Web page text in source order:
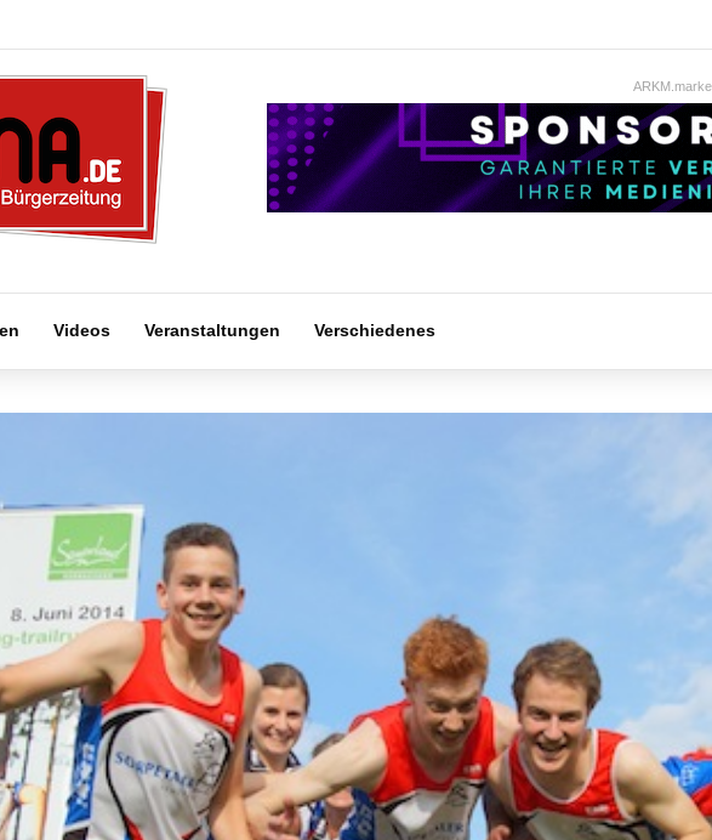
Videos Veranstaltungen Verschiedenes